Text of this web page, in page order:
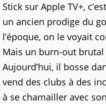
Stick sur Apple TV+,
un ancien prodige du
l’époque, on le voyait
Mais un burn-out
Aujourd’hui, il bosse
vend des clubs à des
à se chamailler avec